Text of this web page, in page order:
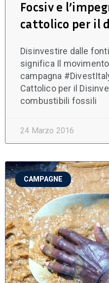
Focsiv e
cattolico per il
Disinvestire dalle
significa Il
campagna
Cattolico per il
combustibili fossili
24 Marzo 2016
CAMPAGNE